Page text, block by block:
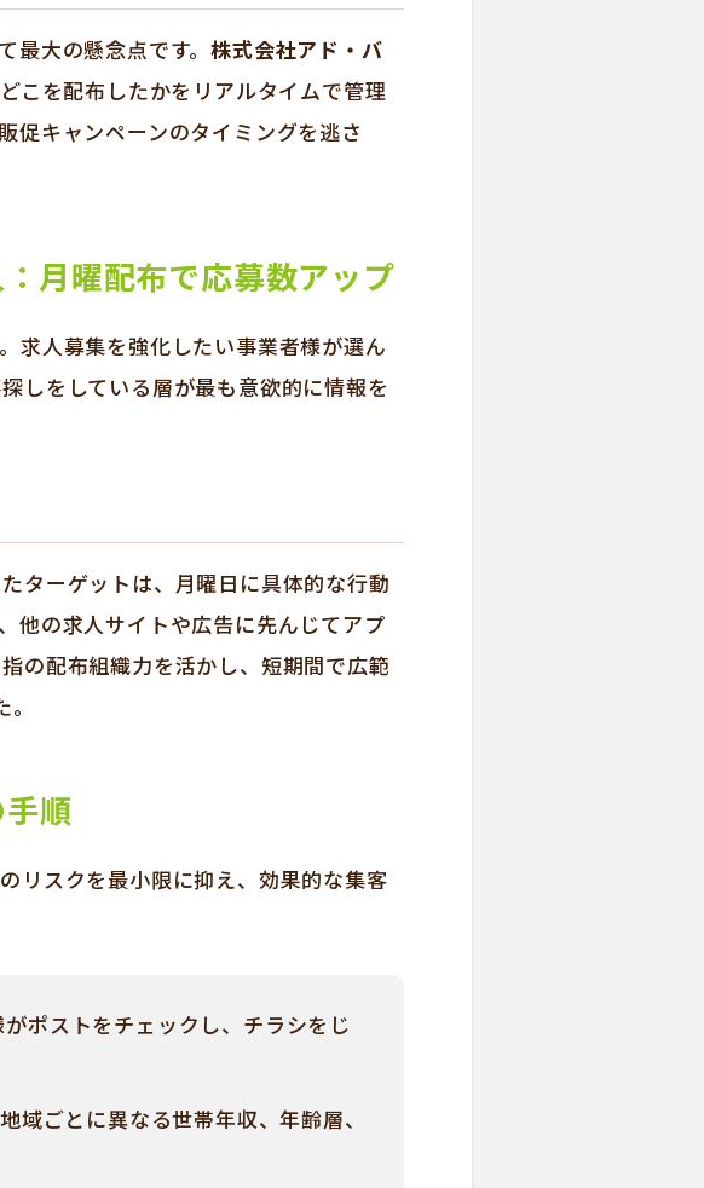
最大の懸念点です。株式会社アド・バ
こを配布したかをリアルタイムで管理
促キャンペーンのタイミングを逃さ
月曜配布で応募数アップ
求人募集を強化したい事業者様が選ん
しをしている層が最も意欲的に情報を
ターゲットは、月曜日に具体的な行動
他の求人サイトや広告に先んじてアプ
の配布組織力を活かし、短期間で広範
順
リスクを最小限に抑え、効果的な集客
ポストをチェックし、チラシをじ
域ごとに異なる世帯年収、年齢層、